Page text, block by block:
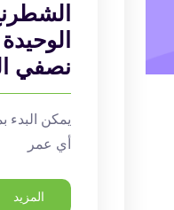
نصفي
يمكن
أي عمر
المزيد